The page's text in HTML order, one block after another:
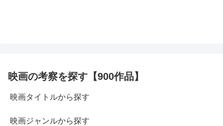
映画の考察を探す【900作品】
映画タイトルから探す
映画ジャンルから探す